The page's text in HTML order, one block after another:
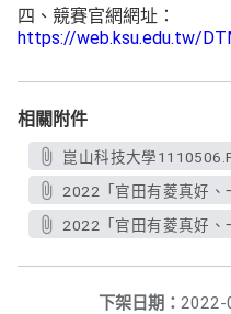
四、競賽官網網址：
https://web.ksu.edu.tw/
相關附件
崑山科技大學
2022「官田有菱真好
2022「官田有菱真好
下架日期： 2022-